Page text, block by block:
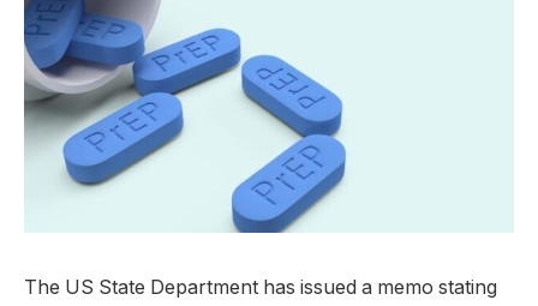
The US State Department has issued a memo stating